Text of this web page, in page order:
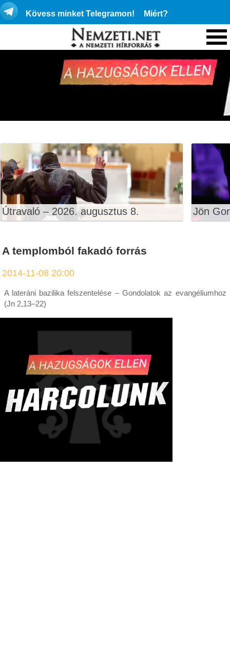
Kövess minket Telegramon! Miért?
Útravaló – 2026. augusztus 8. Jön
A templomból fakadó forrás
2014-11-08 20:00
A lateráni bazilika felszentelése – Gondolatok az evangéliumhoz
(Jn 2,13–22)